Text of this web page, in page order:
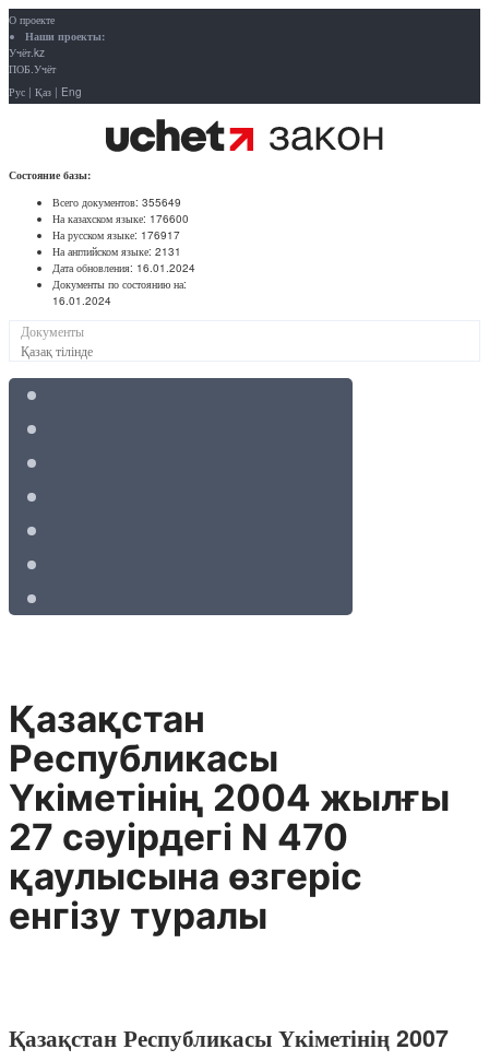
О проекте
Наши проекты:
Учёт.kz
ПОБ.Учёт
Рус | Қаз | Eng
Состояние базы:
Всего документов: 355649
На казахском языке: 176600
На русском языке: 176917
На английском языке: 2131
Дата обновления: 16.01.2024
Документы по состоянию на:
16.01.2024
Документы
Қазақ тілінде
Қазақстан
Республикасы
Үкіметінің 2004 жылғы
27 сәуірдегі N 470
қаулысына өзгеріс
енгізу туралы
Қазақстан Республикасы Үкіметінің 2007